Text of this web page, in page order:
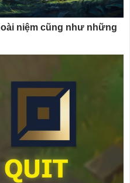
niệm cũng như những